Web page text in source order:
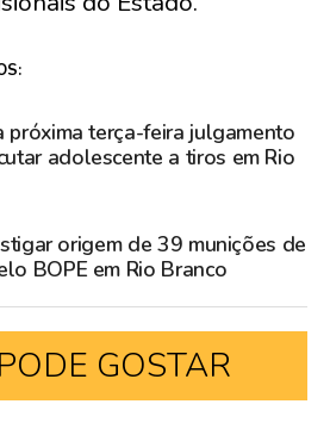
próxima terça-feira julgamento
adolescente a tiros em Rio
origem de 39 munições de
BOPE em Rio Branco
GOSTAR